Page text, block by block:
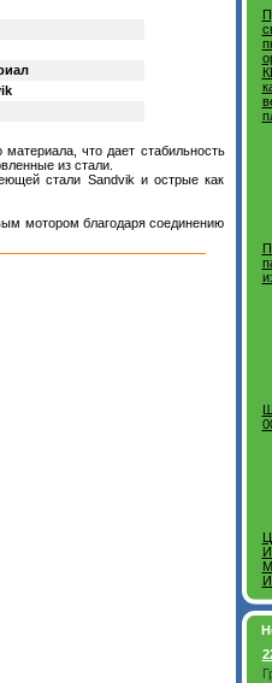
что дает стабильность
из стали.
стали Sandvik и острые как
мотором благодаря соединению